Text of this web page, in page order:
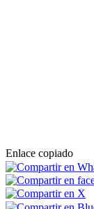
Enlace copiado